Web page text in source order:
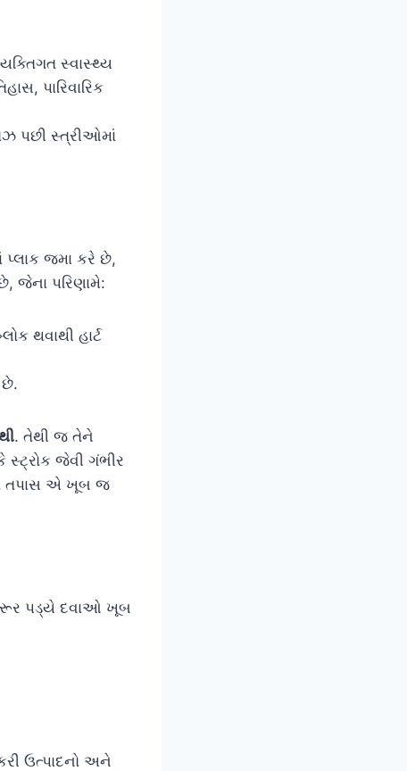
સ્વાસ્થ્ય
પારિવારિક
પછી સ્ત્રીઓમાં
જમા કરે છે,
જેના પરિણામે:
થવાથી હાર્ટ
. તેથી જ તેને
સ્ટ્રોક જેવી ગંભીર
તપાસ એ ખૂબ જ
જરૂર પડ્યે દવાઓ ખૂબ
ઉત્પાદનો અને